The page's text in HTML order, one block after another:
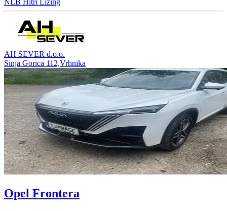
NLB Hitri Lizing
AH SEVER d.o.o.
Sinja Gorica 112,Vrhnika
Opel Frontera